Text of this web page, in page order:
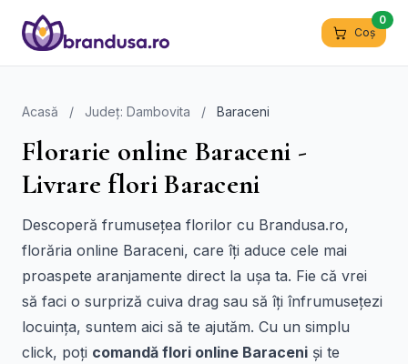
Coș
0
Acasă / Județ: Dambovita / Baraceni
Florarie online Baraceni -
Livrare flori Baraceni
Descoperă frumusețea florilor cu Brandusa.ro,
florăria online Baraceni, care îți aduce cele mai
proaspete aranjamente direct la ușa ta. Fie că vrei
să faci o surpriză cuiva drag sau să îți înfrumusețezi
locuința, suntem aici să te ajutăm. Cu un simplu
click, poți comandă flori online Baraceni și te